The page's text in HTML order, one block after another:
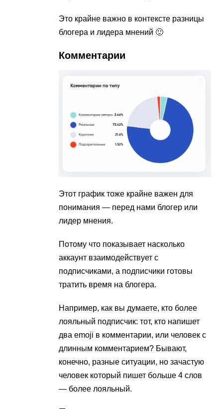
Это крайне важно в контексте разницы
блогера и лидера мнений 🙂
Комментарии
Этот график тоже крайне важен для
понимания — перед нами блогер или
лидер мнения.
Потому что показывает насколько
аккаунт взаимодействует с
подписчиками, а подписчики готовы
тратить время на блогера.
Например, как вы думаете, кто более
лояльный подписчик: тот, кто напишет
два emoji в комментарии, или человек с
длинным комментарием? Бывают,
конечно, разные ситуации, но зачастую
человек который пишет больше 4 слов
— более лояльный.